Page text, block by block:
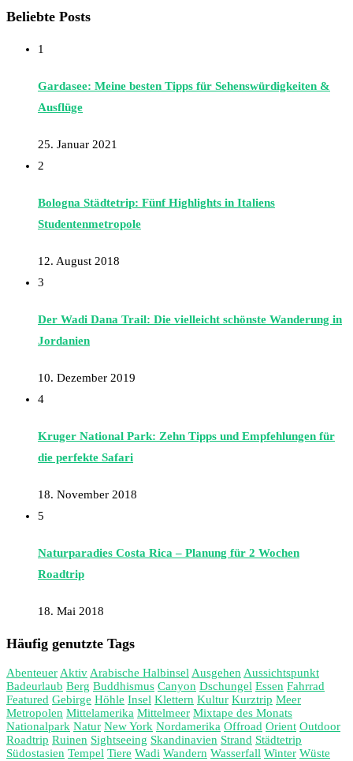
Beliebte Posts
1
Gardasee: Meine besten Tipps für Sehenswürdigkeiten &
Ausflüge
25. Januar 2021
2
Bologna Städtetrip: Fünf Highlights in Italiens
Studentenmetropole
12. August 2018
3
Der Wadi Dana Trail: Die vielleicht schönste Wanderung in
Jordanien
10. Dezember 2019
4
Kruger National Park: Zehn Tipps und Empfehlungen für
die perfekte Safari
18. November 2018
5
Naturparadies Costa Rica – Planung für 2 Wochen
Roadtrip
18. Mai 2018
Häufig genutzte Tags
Abenteuer Aktiv Arabische Halbinsel Ausgehen Aussichtspunkt
Badeurlaub Berg Buddhismus Canyon Dschungel Essen Fahrrad
Featured Gebirge Höhle Insel Klettern Kultur Kurztrip Meer
Metropolen Mittelamerika Mittelmeer Mixtape des Monats
Nationalpark Natur New York Nordamerika Offroad Orient Outdoor
Roadtrip Ruinen Sightseeing Skandinavien Strand Städtetrip
Südostasien Tempel Tiere Wadi Wandern Wasserfall Winter Wüste